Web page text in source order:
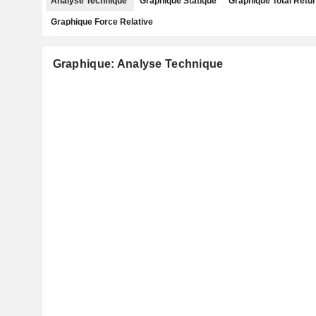
Graphique Force Relative
Graphique: Analyse Technique